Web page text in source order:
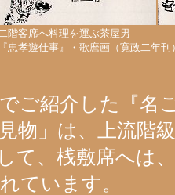
階客席へ料理を運ぶ茶屋男
『忠孝遊仕事』・歌麿画（寛政二年刊
ご紹介した『名
物」は、上流階
て、桟敷席へは
ています。